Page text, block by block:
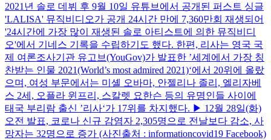
2021년 솔로 데뷔 후 9월 10일 유튜브에서 공개된 퍼스트 싱글
'LALISA' 뮤직비디오가 공개 24시간 만에 7,360만회 재생되어
'24시간에 가장 많이 재생된 솔로 아티스트에 의한 뮤직비디
오'에서 기네스 기록을 수립하기도 했다. 한편, 리사는 영국 국
제 여론조사기관 유고브(YouGov)가 발표한 ’세계에서 가장 칭
찬받는 인물 2021(World’s most admired 2021)‘에서 20위에 올랐
으며, 여성 부문에서는 미셸 오바마, 안젤리나 졸리, 엘리자베
스 2세, 오플라 윈프리, 스칼렛 요한슨 등의 유명인들 사이에
태국 부리람 출신 ’리사‘가 17위를 차지했다. ▶ 12월 28일(화)
오전 발표, 코로나 신규 감염자 2,305명으로 전날보다 감소, 사
망자는 32명으로 증가 (사진출처 : informationcovid19 Facebook)